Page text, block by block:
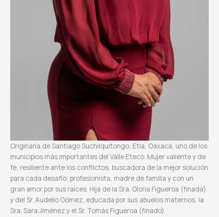
Originaria de Santiago Suchilquitongo, Etla, Oaxaca, uno de los
municipios más importantes del Valle Eteco. Mujer valiente y de
fe, resiliente ante los conflictos, buscadora de la mejor solución
para cada desafío; profesionista, madre de familia y con un
gran amor por sus raíces. Hija de la Sra. Gloria Figueroa (finada)
y del Sr. Audelio Gómez, educada por sus abuelos maternos, la
Sra. Sara Jiménez y el Sr. Tomás Figueroa (finado).